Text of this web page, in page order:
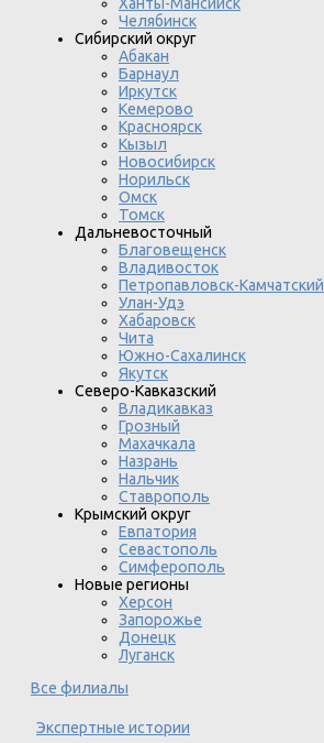
Ханты-Мансийск
Челябинск
Сибирский округ
Абакан
Барнаул
Иркутск
Кемерово
Красноярск
Кызыл
Новосибирск
Норильск
Омск
Томск
Дальневосточный
Благовещенск
Владивосток
Петропавловск-Камчатский
Улан-Удэ
Хабаровск
Чита
Южно-Сахалинск
Якутск
Северо-Кавказский
Владикавказ
Грозный
Махачкала
Назрань
Нальчик
Ставрополь
Крымский округ
Евпатория
Севастополь
Симферополь
Новые регионы
Херсон
Запорожье
Донецк
Луганск
Все филиалы
Экспертные истории